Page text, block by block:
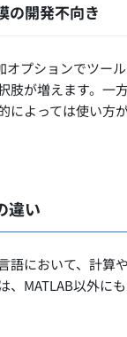
の開発不向き
オプションでツー
肢が増えます。一
によっては使い方が
違い
語において、計算
、MATLAB以外に